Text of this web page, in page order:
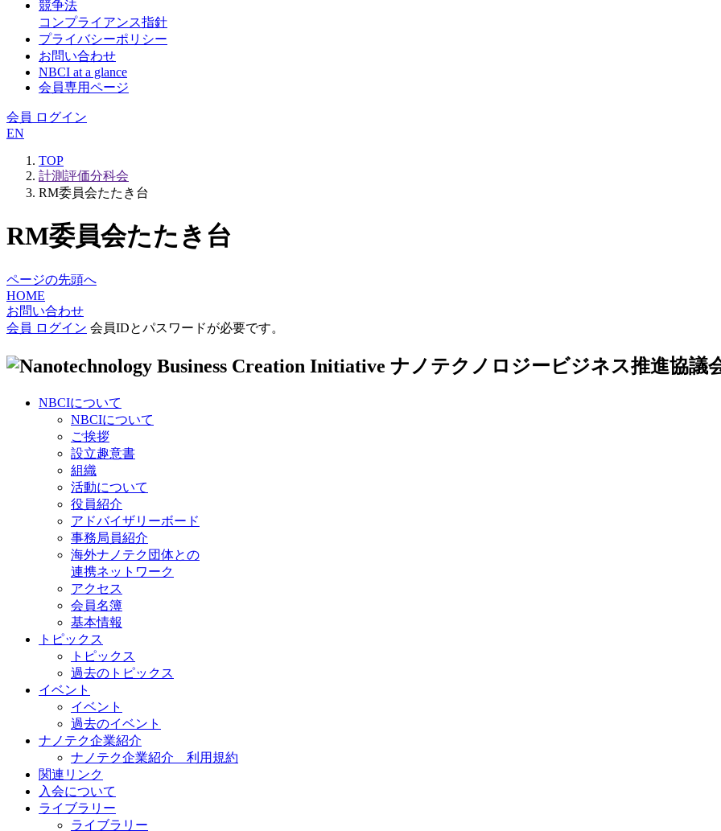
競争法
コンプライアンス指針
プライバシーポリシー
お問い合わせ
NBCI at a glance
会員専用ページ
会員 ログイン
EN
TOP
計測評価分科会
RM委員会たたき台
RM委員会たたき台
ページの先頭へ
HOME
お問い合わせ
会員 ログイン 会員IDとパスワードが必要です。
ナノテクノロジービジネス推進協議
NBCIについて
NBCIについて
ご挨拶
設立趣意書
組織
活動について
役員紹介
アドバイザリーボード
事務局員紹介
海外ナノテク団体との
連携ネットワーク
アクセス
会員名簿
基本情報
トピックス
トピックス
過去のトピックス
イベント
イベント
過去のイベント
ナノテク企業紹介
ナノテク企業紹介 利用規約
関連リンク
入会について
ライブラリー
ライブラリー